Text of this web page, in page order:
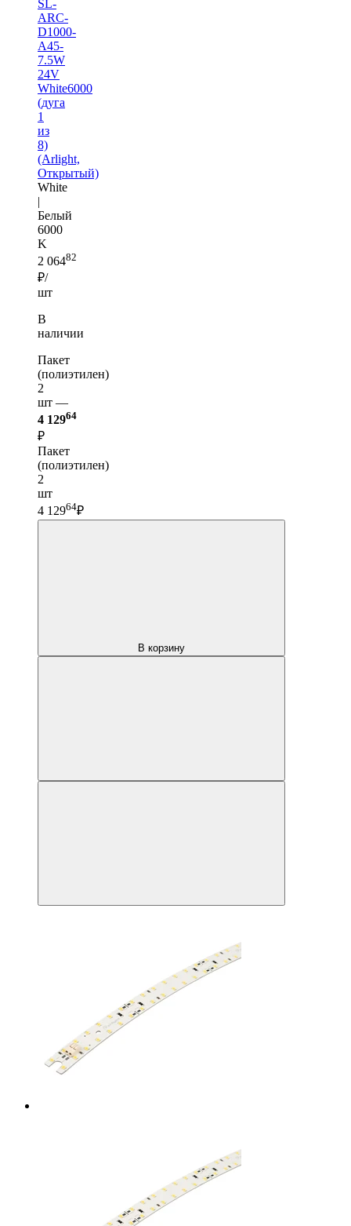
SL-
ARC-
D1000-
A45-
7.5W
24V
White6000
(дуга
1
из
8)
(Arlight,
Открытый)
White
|
Белый
6000
K
2 06482
₽/
шт
В
наличии
Пакет
(полиэтилен)
2
шт —
4 12964
₽
Пакет
(полиэтилен)
2
шт
4 12964₽
В корзину